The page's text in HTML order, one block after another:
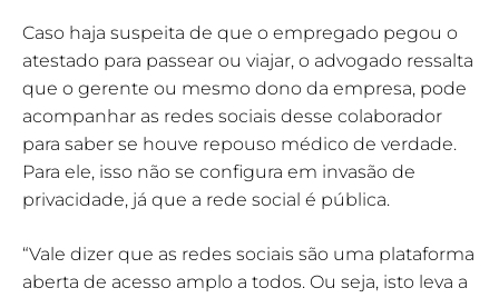
Caso haja suspeita de que o empregado pegou o
atestado para passear ou viajar, o advogado ressalta
que o gerente ou mesmo dono da empresa, pode
acompanhar as redes sociais desse colaborador
para saber se houve repouso médico de verdade.
Para ele, isso não se configura em invasão de
privacidade, já que a rede social é pública.
“Vale dizer que as redes sociais são uma plataforma
aberta de acesso amplo a todos. Ou seja, isto leva a